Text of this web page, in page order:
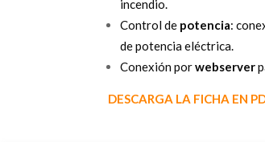
incendio.
Control de potencia:
de potencia eléctrica.
Conexión porwebserver
DESCARGA LA FICHA EN